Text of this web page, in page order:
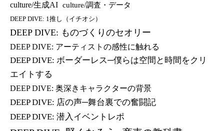
culture/生成AI culture/調査・データ
DEEP DIVE: 1推し（イチオシ）
DEEP DIVE: ものづくりのセオリー
DEEP DIVE: アーティストの感性に触れる
DEEP DIVE: ボーダーレス─僕らは空間と時間をクリ
エイトする
DEEP DIVE: 奥深きキャラクターの背景
DEEP DIVE: 店の声─舞台裏での奮闘記
DEEP DIVE: 潜入イベントレポ